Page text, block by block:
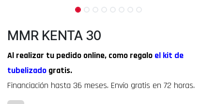
MMR KENTA 30
Al realizar tu pedido online, como regalo el kit de
tubelizado gratis.
Financiación hasta 36 meses. Envío gratis en 72 horas.